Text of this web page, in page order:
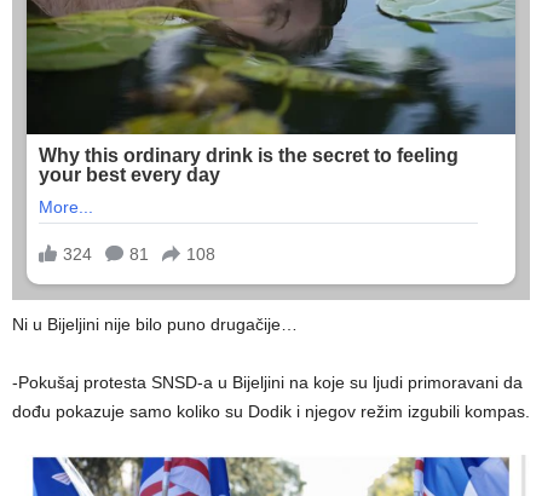
Ni u Bijeljini nije bilo puno drugačije…
-Pokušaj protesta SNSD-a u Bijeljini na koje su ljudi primoravani da
dođu pokazuje samo koliko su Dodik i njegov režim izgubili kompas.